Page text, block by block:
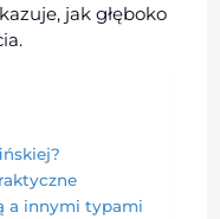
jak głęboko
a innymi typami